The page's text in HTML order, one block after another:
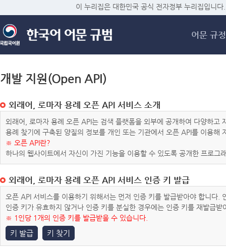
메
이 누리집은 대한민국 공식 전자정부 누리집입니다.
어문 규정
개발 지원(Open API)
외래어, 로마자 용례 오픈 API 서비스 소개
외래어, 로마자 용례 오픈 API는 검색 플랫폼을 외부에 공개하여 다양하
용례 찾기에 구축된 양질의 정보를 개인 또는 기관에서 오픈 API를 이용해
※ 오픈 API란?
하나의 웹사이트에서 자신이 가진 기능을 이용할 수 있도록 공개한 프로그
외래어, 로마자 용례 오픈 API 서비스 인증 키 발급
오픈 API 서비스를 이용하기 위해서는 먼저 인증 키를 발급받아야 합니다
인증 키가 유효하지 않거나 인증 키를 분실한 경우에는 인증 키를 재발급받
※ 1인당 1개의 인증 키를 발급받을 수 있습니다.
키 발급 키 찾기